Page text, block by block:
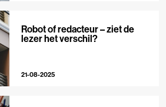
Robot of redacteur – ziet de
lezer het verschil?
21-08-2025